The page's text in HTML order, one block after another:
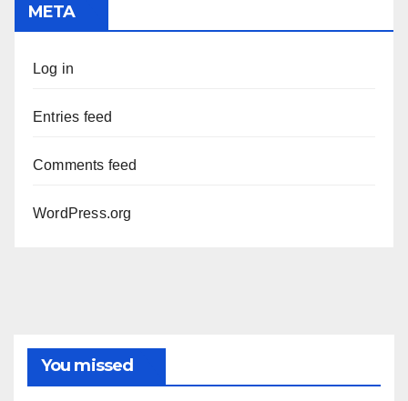
META
Log in
Entries feed
Comments feed
WordPress.org
You missed